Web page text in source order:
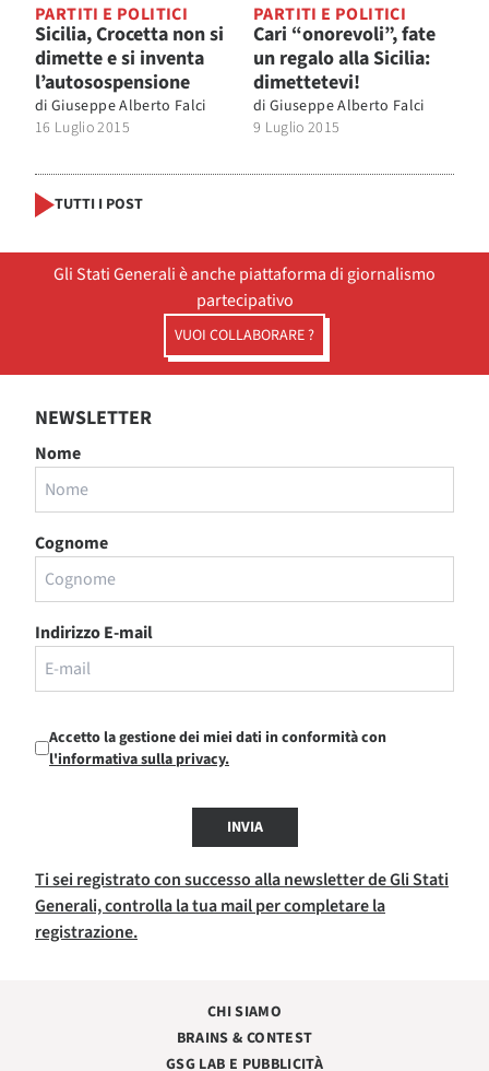
PARTITI E POLITICI
Sicilia, Crocetta non si
dimette e si inventa
l’autosospensione
di Giuseppe Alberto Falci
16 Luglio 2015
PARTITI E POLITICI
Cari “onorevoli”, fate
un regalo alla Sicilia:
dimettetevi!
di Giuseppe Alberto Falci
9 Luglio 2015
TUTTI I POST
Gli Stati Generali è anche piattaforma di giornalismo
partecipativo
VUOI COLLABORARE ?
NEWSLETTER
Nome
Cognome
Indirizzo E-mail
Accetto la gestione dei miei dati in conformità con
l'informativa sulla privacy.
INVIA
Ti sei registrato con successo alla newsletter de Gli Stati
Generali, controlla la tua mail per completare la
registrazione.
CHI SIAMO
BRAINS & CONTEST
GSG LAB E PUBBLICITÀ